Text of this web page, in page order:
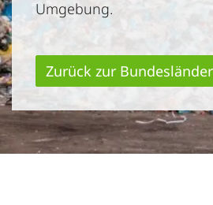
Umgebung.
Zurück zur